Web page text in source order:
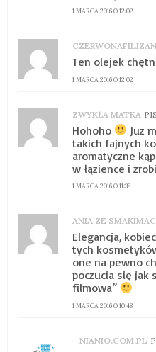
1 MARCA 2016 O 12:02
1 MARCA 2016 O 12:02
Ten olejek
ZWYKŁA MATKA
1 MARCA 2016 O 11:38
Hohoho
Juz
takich fajnych
aromatyczne
w łązience i
ANIA ZE
1 MARCA 2016 O 10:48
Elegancja,
tych
one na pewno
poczucia się jak
filmowa”
NIANIO.COM.PL